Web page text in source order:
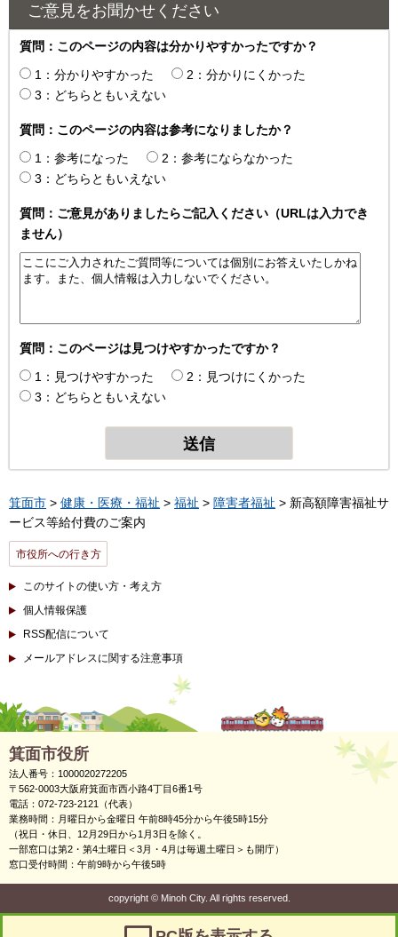
ご意見をお聞かせください
質問：このページの内容は分かりやすかったですか？
1：分かりやすかった
2：分かりにくかった
3：どちらともいえない
質問：このページの内容は参考になりましたか？
1：参考になった
2：参考にならなかった
3：どちらともいえない
質問：ご意見がありましたらご記入ください（URLは入力でき
ません）
質問：このページは見つけやすかったですか？
1：見つけやすかった
2：見つけにくかった
3：どちらともいえない
箕面市 > 健康・医療・福祉 > 福祉 > 障害者福祉 > 新高額障害福祉サ
ービス等給付費のご案内
市役所への行き方
このサイトの使い方・考え方
個人情報保護
RSS配信について
メールアドレスに関する注意事項
箕面市役所
法人番号：1000020272205
〒562-0003大阪府箕面市西小路4丁目6番1号
電話：072-723-2121（代表）
業務時間：月曜日から金曜日 午前8時45分から午後5時15分
（祝日・休日、12月29日から1月3日を除く。
一部窓口は第2・第4土曜日＜3月・4月は毎週土曜日＞も開庁）
窓口受付時間：午前9時から午後5時
copyright ©Minoh City. All rights reserved.